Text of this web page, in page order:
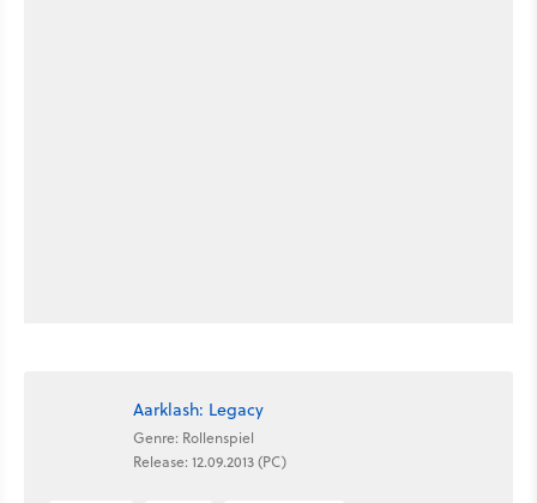
Aarklash: Legacy
Genre: Rollenspiel
Release: 12.09.2013 (PC)